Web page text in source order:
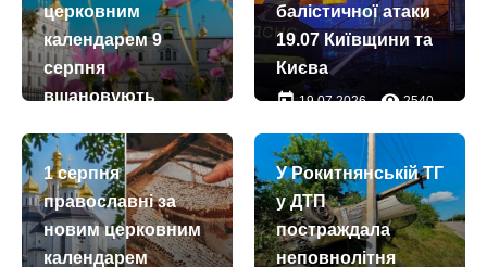
церковним
календарем 9
серпня
вшановують
Матфія
today09.08.2026 remove_red_eye8
балістичної атаки
19.07 Київщини та
Києва
today19.07.2026 remove_red_eye2540
1 серпня
православні за
новим церковним
календарем
У Рокитнянській ТГ
у ДТП
постраждала
неповнолітня